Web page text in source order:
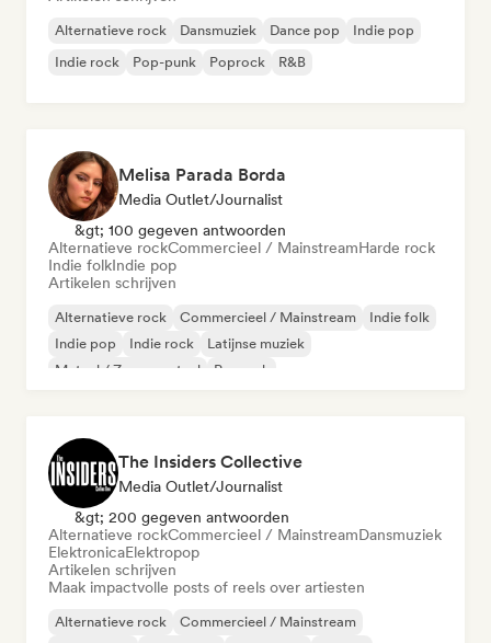
Alternatieve rock Dansmuziek Dance pop
Indie pop
Indie rock
Pop-punk Poprock R&B
Melisa Parada Borda
Media Outlet/Journalist
&gt; 100 gegeven antwoorden
Alternatieve rockCommercieel / MainstreamHarde rock
Indie folkIndie pop
Artikelen schrijven
Alternatieve rock Commercieel / Mainstream
Indie folk
Indie pop
Indie rock
Latijnse muziek
Metaal / Zwaar metaal
Poprock
The Insiders Collective
Media Outlet/Journalist
&gt; 200 gegeven antwoorden
Alternatieve rockCommercieel / MainstreamDansmuziek
ElektronicaElektropop
Artikelen schrijven
Maak impactvolle posts of reels over artiesten
Alternatieve rock
Commercieel / Mainstream